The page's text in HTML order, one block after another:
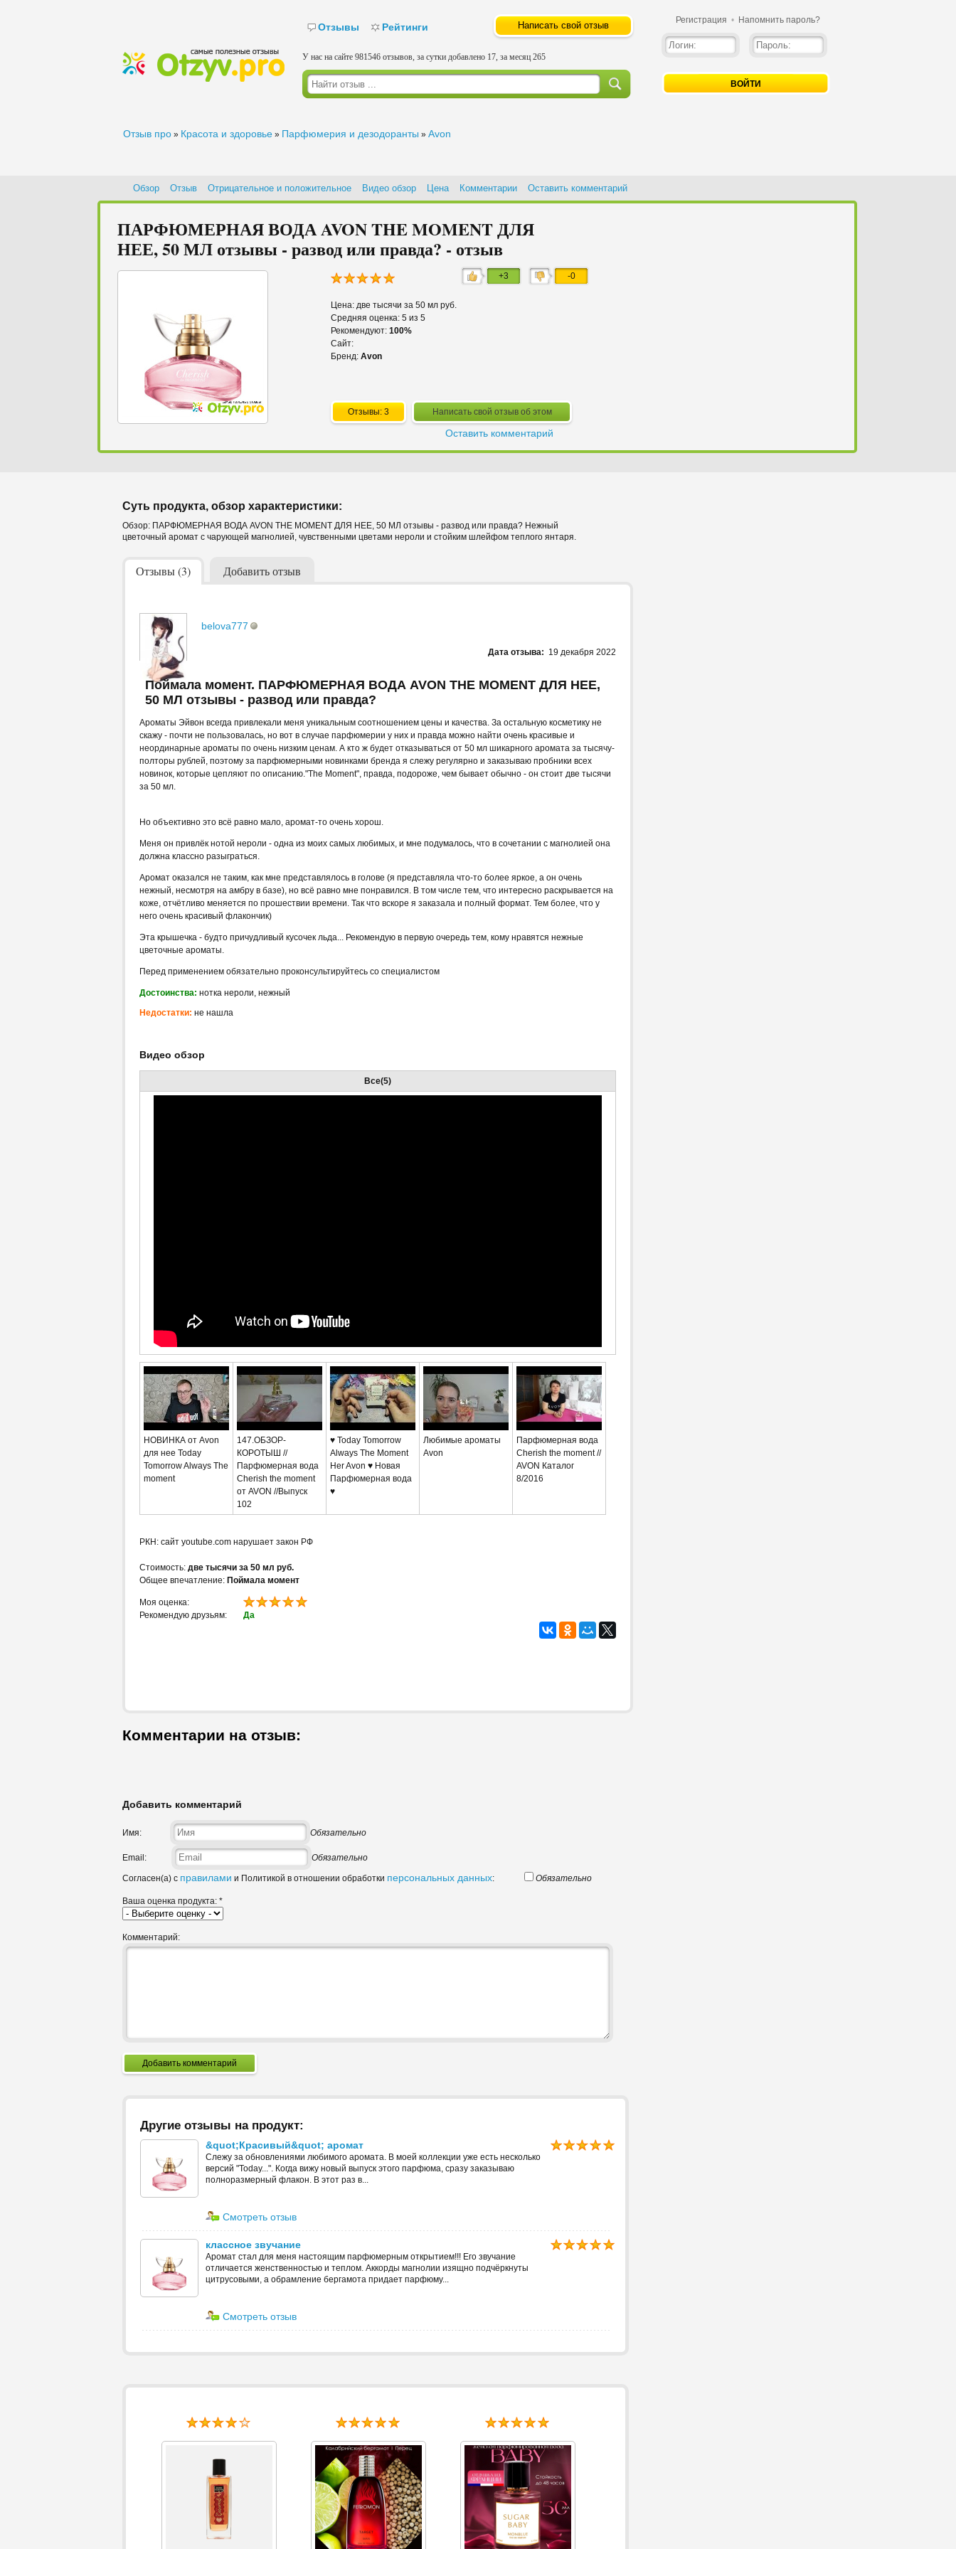
Отзывы Рейтинги Написать свой отзыв
У нас на сайте 981546 отзывов, за сутки добавлено 17, за месяц 265
Регистрация • Напомнить пароль?
ВОЙТИ
Отзыв про » Красота и здоровье » Парфюмерия и дезодоранты » Avon
Обзор Отзыв Отрицательное и положительное Видео обзор Цена Комментарии Оставить комментарий
ПАРФЮМЕРНАЯ ВОДА AVON THE MOMENT ДЛЯ
НЕЕ, 50 МЛ отзывы - развод или правда? - отзыв
+3 -0
Цена: две тысячи за 50 мл руб.
Средняя оценка: 5 из 5
Рекомендуют: 100%
Сайт:
Бренд: Avon
Отзывы: 3 Написать свой отзыв об этом
Оставить комментарий
Суть продукта, обзор характеристики:
Обзор: ПАРФЮМЕРНАЯ ВОДА AVON THE MOMENT ДЛЯ НЕЕ, 50 МЛ отзывы - развод или правда? Нежный
цветочный аромат с чарующей магнолией, чувственными цветами нероли и стойким шлейфом теплого янтаря.
Отзывы (3) Добавить отзыв
belova777
Дата отзыва: 19 декабря 2022
Поймала момент. ПАРФЮМЕРНАЯ ВОДА AVON THE MOMENT ДЛЯ НЕЕ,
50 МЛ отзывы - развод или правда?
Ароматы Эйвон всегда привлекали меня уникальным соотношением цены и качества. За остальную косметику не
скажу - почти не пользовалась, но вот в случае парфюмерии у них и правда можно найти очень красивые и
неординарные ароматы по очень низким ценам. А кто ж будет отказываться от 50 мл шикарного аромата за тысячу-
полторы рублей, поэтому за парфюмерными новинками бренда я слежу регулярно и заказываю пробники всех
новинок, которые цепляют по описанию."The Moment", правда, подороже, чем бывает обычно - он стоит две тысячи
за 50 мл.
Но объективно это всё равно мало, аромат-то очень хорош.
Меня он привлёк нотой нероли - одна из моих самых любимых, и мне подумалось, что в сочетании с магнолией она
должна классно разыграться.
Аромат оказался не таким, как мне представлялось в голове (я представляла что-то более яркое, а он очень
нежный, несмотря на амбру в базе), но всё равно мне понравился. В том числе тем, что интересно раскрывается на
коже, отчётливо меняется по прошествии времени. Так что вскоре я заказала и полный формат. Тем более, что у
него очень красивый флакончик)
Эта крышечка - будто причудливый кусочек льда... Рекомендую в первую очередь тем, кому нравятся нежные
цветочные ароматы.
Перед применением обязательно проконсультируйтесь со специалистом
Достоинства: нотка нероли, нежный
Недостатки: не нашла
Видео обзор
Все(5)
НОВИНКА от Avon
для нее Today
Tomorrow Always The
moment
147.ОБЗОР-
КОРОТЫШ //
Парфюмерная вода
Cherish the moment
от AVON //Выпуск
102
♥ Today Tomorrow
Always The Moment
Her Avon ♥ Новая
Парфюмерная вода
♥
Любимые ароматы
Avon
Парфюмерная вода
Cherish the moment //
AVON Каталог
8/2016
РКН: сайт youtube.com нарушает закон РФ
Стоимость: две тысячи за 50 мл руб.
Общее впечатление: Поймала момент
Моя оценка:
Рекомендую друзьям:
Да
Комментарии на отзыв:
Добавить комментарий
Имя: Обязательно
Email: Обязательно
Согласен(а) с правилами и Политикой в отношении обработки персональных данных: Обязательно
Ваша оценка продукта: *
Комментарий:
Добавить комментарий
Другие отзывы на продукт:
&quot;Красивый&quot; аромат
Слежу за обновлениями любимого аромата. В моей коллекции уже есть несколько
версий "Today...". Когда вижу новый выпуск этого парфюма, сразу заказываю
полноразмерный флакон. В этот раз в...
Смотреть отзыв
классное звучание
Аромат стал для меня настоящим парфюмерным открытием!!! Его звучание
отличается женственностью и теплом. Аккорды магнолии изящно подчёркнуты
цитрусовыми, а обрамление бергамота придает парфюму...
Смотреть отзыв